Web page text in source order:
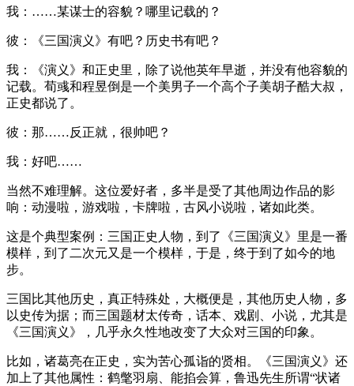
我：……某谋士的容貌？哪里记载的？
彼：《三国演义》有吧？历史书有吧？
我：《演义》和正史里，除了说他英年早逝，并没有他容貌的
记载。荀彧和程昱倒是一个美男子一个高个子美胡子酷大叔，
正史都说了。
彼：那……反正就，很帅吧？
我：好吧……
当然不难理解。这位爱好者，多半是受了其他周边作品的影
响：动漫啦，游戏啦，卡牌啦，古风小说啦，诸如此类。
这是个典型案例：三国正史人物，到了《三国演义》里是一番
模样，到了二次元又是一个模样，于是，终于到了如今的地
步。
三国比其他历史，真正特殊处，大概便是，其他历史人物，多
以史传为据；而三国题材太传奇，话本、戏剧、小说，尤其是
《三国演义》，几乎永久性地改变了大众对三国的印象。
比如，诸葛亮在正史，实为苦心孤诣的贤相。《三国演义》还
加上了其他属性：鹤氅羽扇、能掐会算，鲁迅先生所谓“状诸